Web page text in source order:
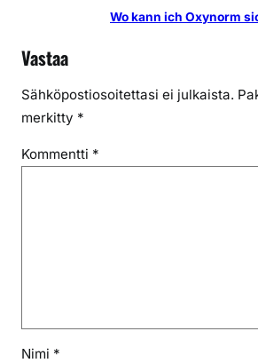
Wo kann ich Oxynorm
Vastaa
Sähköpostiosoitettasi ei julkaista.
merkitty *
Kommentti *
Nimi *